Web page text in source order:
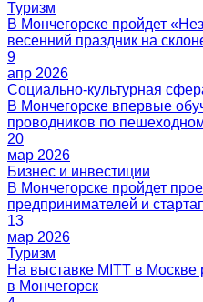
9
апр 2026
20
мар 2026
13
мар 2026